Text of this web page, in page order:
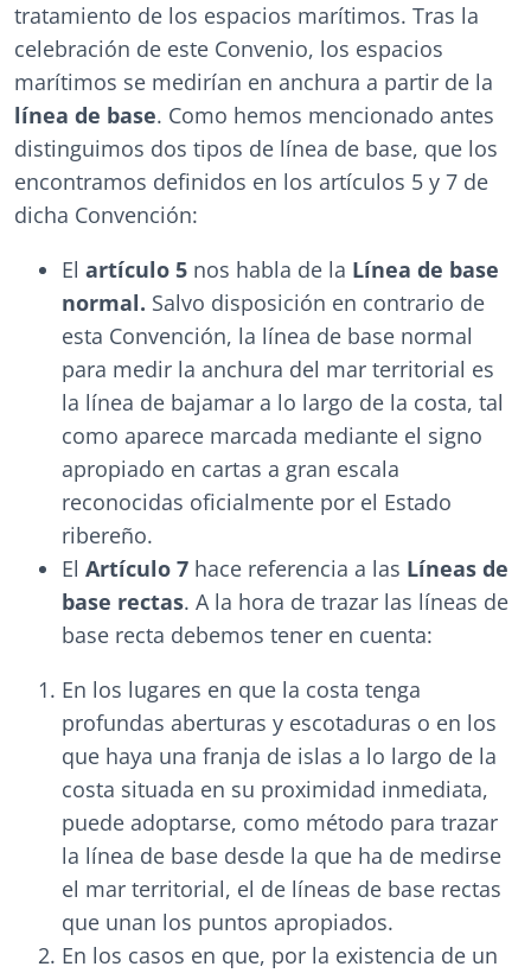
tratamiento de los espacios marítimos. Tras la
celebración de este Convenio, los espacios
marítimos se medirían en anchura a partir de la
línea de base. Como hemos mencionado antes
distinguimos dos tipos de línea de base, que los
encontramos definidos en los artículos 5 y 7 de
dicha Convención:
El artículo 5 nos habla de la Línea de base
normal. Salvo disposición en contrario de
esta Convención, la línea de base normal
para medir la anchura del mar territorial es
la línea de bajamar a lo largo de la costa, tal
como aparece marcada mediante el signo
apropiado en cartas a gran escala
reconocidas oficialmente por el Estado
ribereño.
El Artículo 7 hace referencia a las Líneas de
base rectas. A la hora de trazar las líneas de
base recta debemos tener en cuenta:
En los lugares en que la costa tenga
profundas aberturas y escotaduras o en los
que haya una franja de islas a lo largo de la
costa situada en su proximidad inmediata,
puede adoptarse, como método para trazar
la línea de base desde la que ha de medirse
el mar territorial, el de líneas de base rectas
que unan los puntos apropiados.
En los casos en que, por la existencia de un